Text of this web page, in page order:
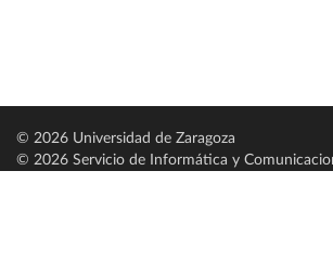
© 2026 Universidad de Zaragoza
© 2026 Servicio de Informática y